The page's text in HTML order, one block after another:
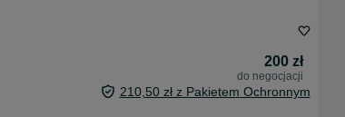
200 zł
do negocjacji
210,50 zł z Pakietem Ochronnym